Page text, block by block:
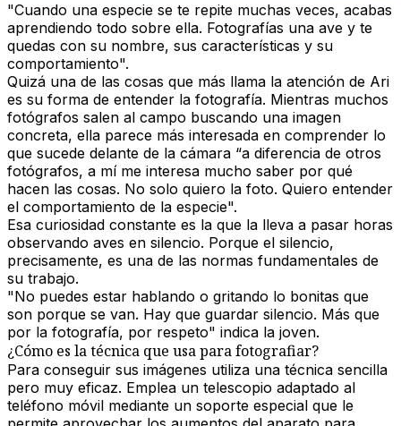
"Cuando una especie se te repite muchas veces, acabas
aprendiendo todo sobre ella. Fotografías una ave y te
quedas con su nombre, sus características y su
comportamiento".
Quizá una de las cosas que más llama la atención de Ari
es su forma de entender la fotografía. Mientras muchos
fotógrafos salen al campo buscando una imagen
concreta, ella parece más interesada en comprender lo
que sucede delante de la cámara “a diferencia de otros
fotógrafos, a mí me interesa mucho saber por qué
hacen las cosas. No solo quiero la foto. Quiero entender
el comportamiento de la especie".
Esa curiosidad constante es la que la lleva a pasar horas
observando aves en silencio. Porque el silencio,
precisamente, es una de las normas fundamentales de
su trabajo.
"No puedes estar hablando o gritando lo bonitas que
son porque se van. Hay que guardar silencio. Más que
por la fotografía, por respeto" indica la joven.
¿Cómo es la técnica que usa para fotografiar?
Para conseguir sus imágenes utiliza una técnica sencilla
pero muy eficaz. Emplea un telescopio adaptado al
teléfono móvil mediante un soporte especial que le